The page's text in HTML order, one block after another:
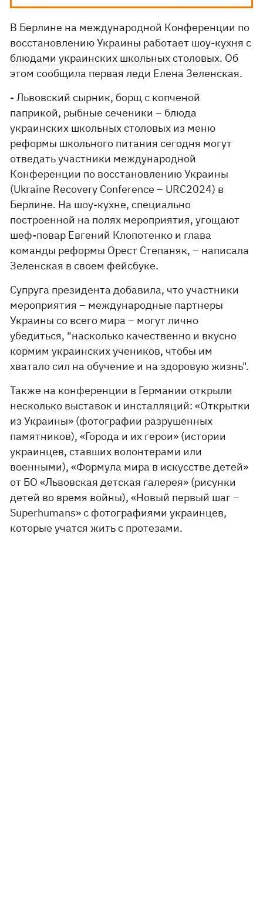
В Берлине на международной Конференции по
восстановлению Украины работает шоу-кухня с
блюдами украинских школьных столовых. Об
этом сообщила первая леди Елена Зеленская.
- Львовский сырник, борщ с копченой
паприкой, рыбные сеченики – блюда
украинских школьных столовых из меню
реформы школьного питания сегодня могут
отведать участники международной
Конференции по восстановлению Украины
(Ukraine Recovery Conference – URC2024) в
Берлине. На шоу-кухне, специально
построенной на полях мероприятия, угощают
шеф-повар Евгений Клопотенко и глава
команды реформы Орест Степаняк, – написала
Зеленская в своем фейсбуке.
Супруга президента добавила, что участники
мероприятия – международные партнеры
Украины со всего мира – могут лично
убедиться, "насколько качественно и вкусно
кормим украинских учеников, чтобы им
хватало сил на обучение и на здоровую жизнь".
Также на конференции в Германии открыли
несколько выставок и инсталляций: «Открытки
из Украины» (фотографии разрушенных
памятников), «Города и их герои» (истории
украинцев, ставших волонтерами или
военными), «Формула мира в искусстве детей»
от БО «Львовская детская галерея» (рисунки
детей во время войны), «Новый первый шаг –
Superhumans» с фотографиями украинцев,
которые учатся жить с протезами.